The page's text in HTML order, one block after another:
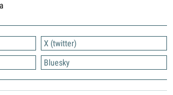
X (twitter)
Bluesky